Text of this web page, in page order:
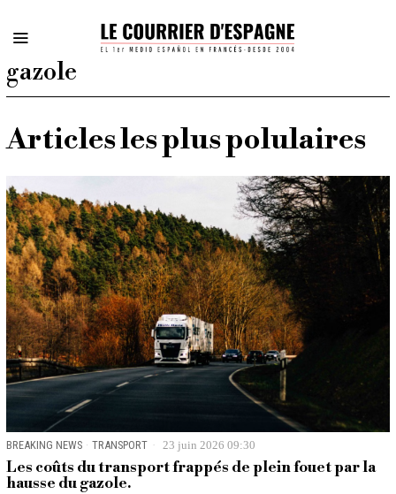
gazole
Articles les plus polulaires
BREAKING NEWS · TRANSPORT 23 juin 2026 09:30
Les coûts du transport frappés de plein fouet par la
hausse du gazole.